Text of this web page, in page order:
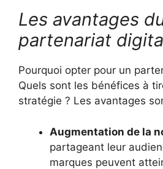
Les avantages
partenariat
Pourquoi opter pour un
Quels sont les bénéfices à
stratégie ? Les avantages
Augmentation de la
partageant leur
marques peuvent